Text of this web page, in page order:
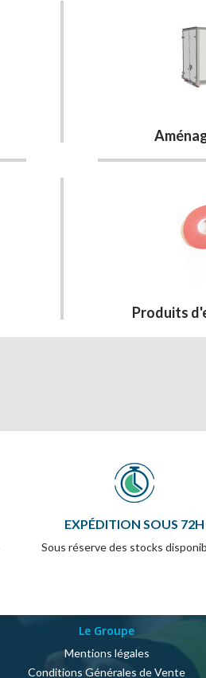
Produits
EXPÉDITION SOUS 72H
Sous réserve des stocks
Le Groupe
Mentions légales
Conditions Générales de Vente